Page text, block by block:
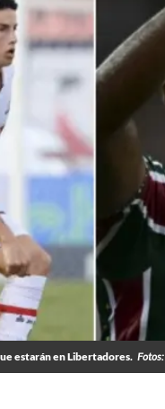
estarán en Libertadores.